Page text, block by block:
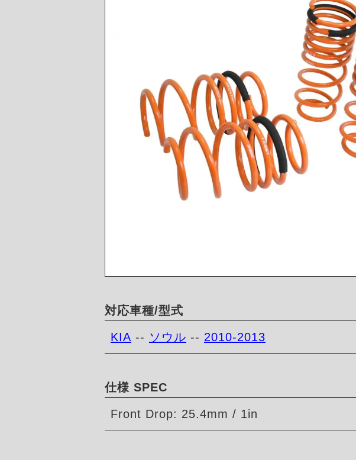
対応車種/型式
KIA -- ソウル -- 2010-2013
仕様 SPEC
Front Drop: 25.4mm / 1in